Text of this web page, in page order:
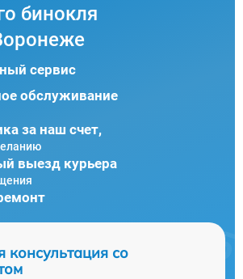
бинокля
сервис
обслуживание
за наш счет,
выезд курьера
консультация со